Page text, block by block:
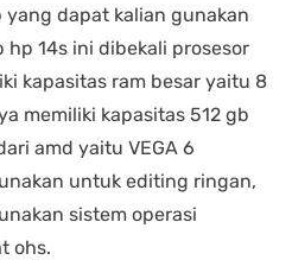
yang dapat kalian gunakan
14s ini dibekali prosesor
kapasitas ram besar yaitu 8
memiliki kapasitas 512 gb
amd yaitu VEGA 6
untuk editing ringan,
sistem operasi
ohs.